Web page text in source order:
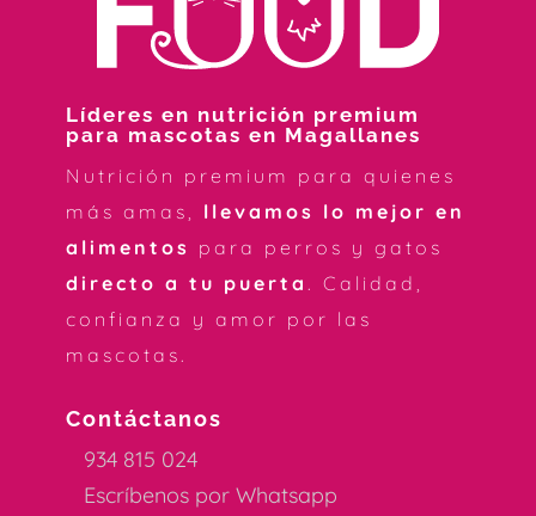
Líderes en nutrición premium
para mascotas en Magallanes
Nutrición premium para quienes
más amas, llevamos lo mejor en
alimentos para perros y gatos
directo a tu puerta . Calidad,
confianza y amor por las
mascotas.
Contáctanos
934 815 024
Escríbenos por Whatsapp